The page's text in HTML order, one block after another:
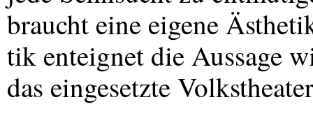
braucht eine eigene
tik enteignet die Aussage
das eingesetzte